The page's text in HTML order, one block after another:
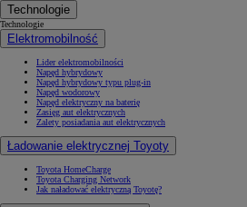
Technologie
Technologie
Elektromobilność
Lider elektromobilności
Napęd hybrydowy
Napęd hybrydowy typu plug-in
Napęd wodorowy
Napęd elektryczny na baterię
Zasięg aut elektrycznych
Zalety posiadania aut elektrycznych
Ładowanie elektrycznej Toyoty
Toyota HomeCharge
Toyota Charging Network
Jak naładować elektryczną Toyotę?